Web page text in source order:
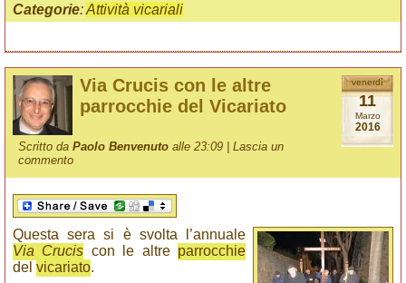
Categorie:Attività vicariali
venerdì
11
Marzo
2016
Via Crucis con le altre
parrocchie del Vicariato
Scritto daPaolo Benvenuto alle 23:09 |Lascia un
commento
Questa sera si è svolta l’annuale
Via Crucis con le altre parrocchie
del vicariato.